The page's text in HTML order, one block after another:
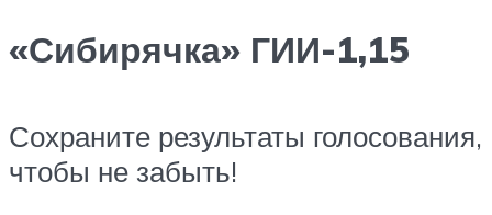
«Сибирячка» ГИИ-1,15
Сохраните результаты голосования,
чтобы не забыть!